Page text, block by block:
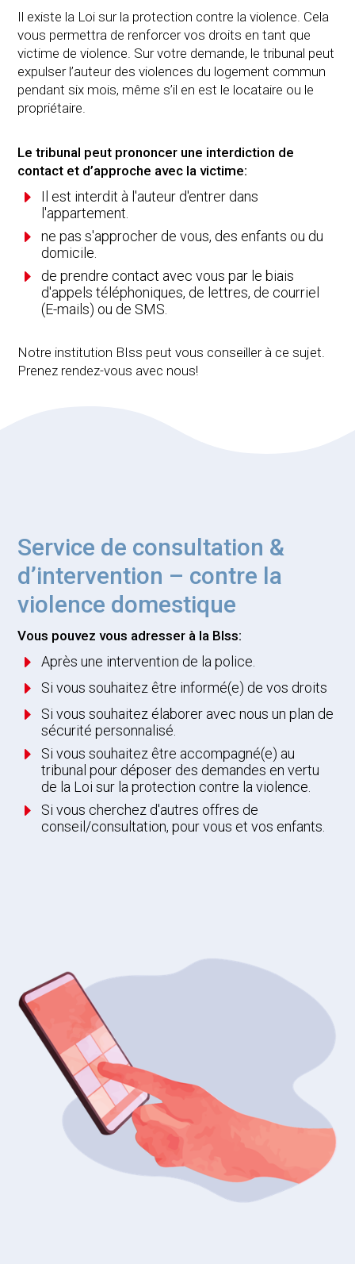
Il existe la Loi sur la protection contre la violence. Cela
vous permettra de renforcer vos droits en tant que
victime de violence. Sur votre demande, le tribunal peut
expulser l’auteur des violences du logement commun
pendant six mois, même s’il en est le locataire ou le
propriétaire.
Le tribunal peut prononcer une interdiction de
contact et d’approche avec la victime:
E
Il est interdit à l'auteur d'entrer dans
l'appartement.
E
ne pas s'approcher de vous, des enfants ou du
domicile.
E
de prendre contact avec vous par le biais
d'appels téléphoniques, de lettres, de courriel
(E-mails) ou de SMS.
Notre institution BIss peut vous conseiller à ce sujet.
Prenez rendez-vous avec nous!
Service de consultation &
d’intervention – contre la
violence domestique
Vous pouvez vous adresser à la BIss:
E Après une intervention de la police.
E Si vous souhaitez être informé(e) de vos droits
E
Si vous souhaitez élaborer avec nous un plan de
sécurité personnalisé.
E
Si vous souhaitez être accompagné(e) au
tribunal pour déposer des demandes en vertu
de la Loi sur la protection contre la violence.
E
Si vous cherchez d'autres offres de
conseil/consultation, pour vous et vos enfants.